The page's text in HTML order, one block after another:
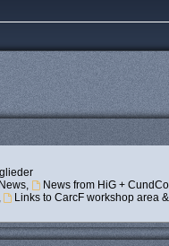
,
News from HiG +
Links to CarcF workshop area &